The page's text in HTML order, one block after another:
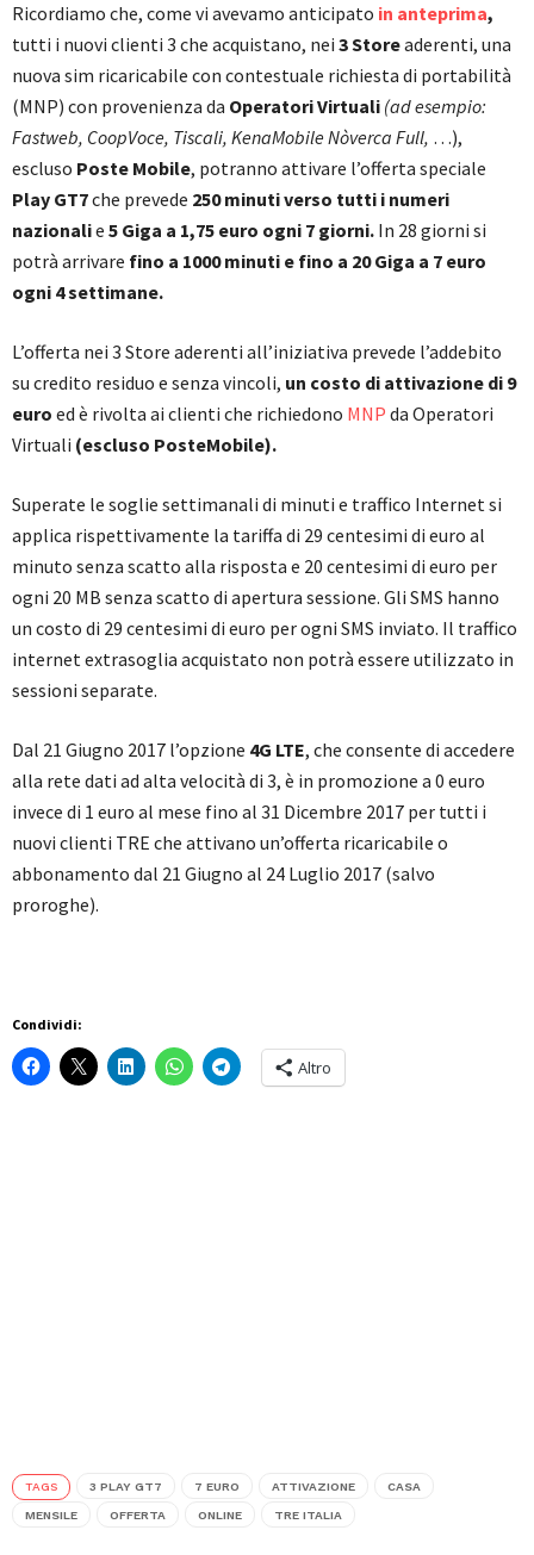
Ricordiamo che, come vi avevamo anticipato in anteprima,
tutti i nuovi clienti 3 che acquistano, nei 3 Storeaderenti, una
nuova sim ricaricabile con contestuale richiesta di portabilità
(MNP) con provenienza da Operatori Virtuali (ad esempio:
Fastweb, CoopVoce, Tiscali, KenaMobile Nòverca Full, …),
escluso Poste Mobile, potranno attivare l’offerta speciale
Play GT7che prevede 250 minuti verso tutti i numeri
nazionalie 5 Giga a 1,75 euro ogni 7 giorni. In 28 giorni si
potrà arrivare fino a 1000 minuti e fino a 20 Giga a 7 euro
ogni 4 settimane.
L’offerta nei 3 Store aderenti all’iniziativa prevede l’addebito
su credito residuo e senza vincoli, un costo di attivazione di 9
euro ed è rivolta ai clienti che richiedono MNP da Operatori
Virtuali (escluso PosteMobile).
Superate le soglie settimanali di minuti e traffico Internet si
applica rispettivamente la tariffa di 29 centesimi di euro al
minuto senza scatto alla risposta e 20 centesimi di euro per
ogni 20 MB senza scatto di apertura sessione. Gli SMS hanno
un costo di 29 centesimi di euro per ogni SMS inviato. Il traffico
internet extrasoglia acquistato non potrà essere utilizzato in
sessioni separate.
Dal 21 Giugno 2017 l’opzione 4G LTE, che consente di accedere
alla rete dati ad alta velocità di 3, è in promozione a 0 euro
invece di 1 euro al mese fino al 31 Dicembre 2017 per tutti i
nuovi clienti TRE che attivano un’offerta ricaricabile o
abbonamento dal 21 Giugno al 24 Luglio 2017 (salvo
proroghe).
Condividi:
Altro
TAGS 3 PLAY GT7 7 EURO ATTIVAZIONE CASA
MENSILE OFFERTA ONLINE TRE ITALIA